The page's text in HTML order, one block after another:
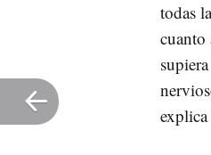
todas
cuanto